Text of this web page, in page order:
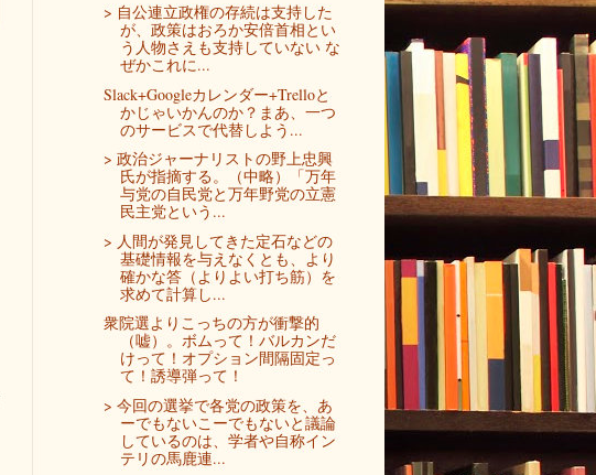
> 自公連立政権の存続は支持した
が、政策はおろか安倍首相とい
う人物さえも支持していない な
ぜかこれに...
Slack+Googleカレンダー+Trelloと
かじゃいかんのか？まあ、一つ
のサービスで代替しよう...
> 政治ジャーナリストの野上忠興
氏が指摘する。（中略）「万年
与党の自民党と万年野党の立憲
民主党という...
> 人間が発見してきた定石などの
基礎情報を与えなくとも、より
確かな答（よりよい打ち筋）を
求めて計算し...
衆院選よりこっちの方が衝撃的
（嘘）。ボムって！バルカンだ
けって！オプション間隔固定っ
て！誘導弾って！
> 今回の選挙で各党の政策を、あ
ーでもないこーでもないと議論
しているのは、学者や自称イン
テリの馬鹿連...